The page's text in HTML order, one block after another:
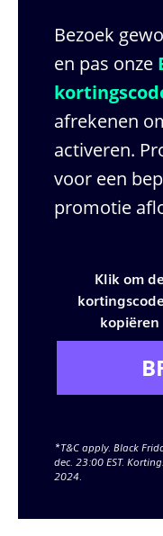
Bezoek
en pas onze
afrekenen
activeren.
voor een
promotie
Klik om
kopiëren
*T&C apply. Black
dec. 23:00 EST.
2024.